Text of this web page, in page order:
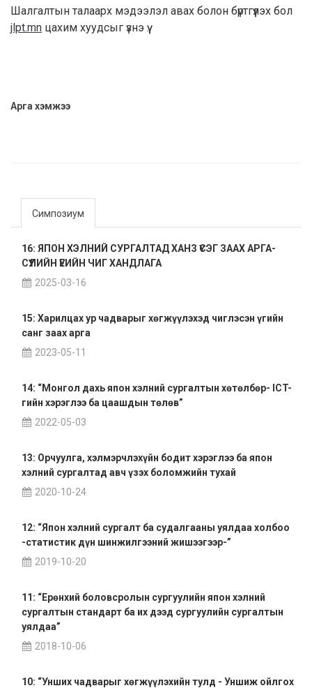
Шалгалтын талаарх мэдээлэл авах болон бүртгүүлэх бол
jlpt.mn цахим хуудсыг үзнэ үү.
Арга хэмжээ
Симпозиум
16: ЯПОН ХЭЛНИЙ СУРГАЛТАД ХАНЗ ҮСЭГ ЗААХ АРГА-
СҮҮЛИЙН ҮЕИЙН ЧИГ ХАНДЛАГА
2025-03-16
15: Харилцах ур чадварыг хөгжүүлэхэд чиглэсэн үгийн
санг заах арга
2023-05-11
14: “Монгол дахь япон хэлний сургалтын хөтөлбөр- ICT-
гийн хэрэглээ ба цаашдын төлөв”
2022-05-03
13: Орчуулга, хэлмэрчлэхүйн бодит хэрэглээ ба япон
хэлний сургалтад авч үзэх боломжийн тухай
2020-10-24
12: “Япон хэлний сургалт ба судалгааны уялдаа холбоо
-статистик дүн шинжилгээний жишээгээр-”
2019-10-20
11: “Ерөнхий боловсролын сургуулийн япон хэлний
сургалтын стандарт ба их дээд сургуулийн сургалтын
уялдаа”
2018-10-06
10: “Унших чадварыг хөгжүүлэхийн тулд - Уншиж ойлгох